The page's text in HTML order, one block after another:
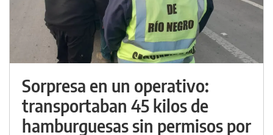
Sorpresa en un operativo:
transportaban 45 kilos de
hamburguesas sin permisos por